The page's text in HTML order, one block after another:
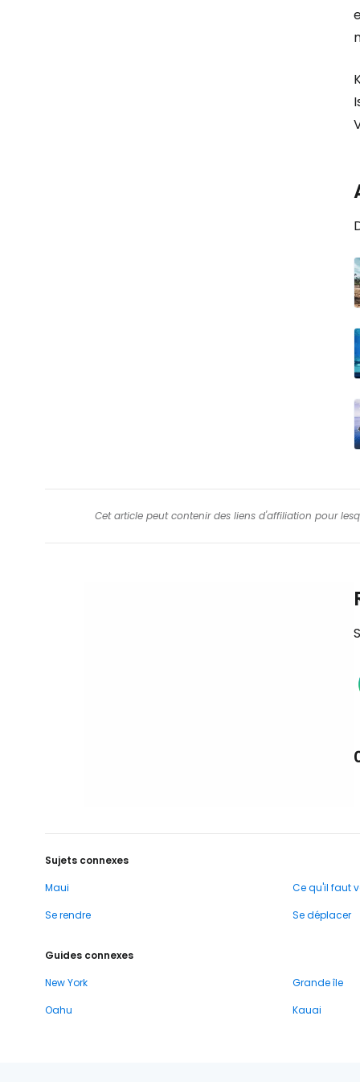
Cet article peut contenir des liens d'affiliation pour
Sujets connexes
Maui
Ce qu'il faut
Se rendre
Se déplacer
Guides connexes
New York
Grande île
Oahu
Kauai